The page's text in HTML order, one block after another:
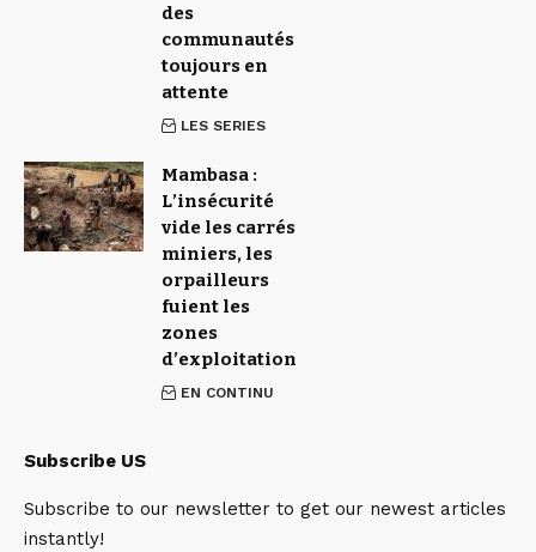
des
communautés
toujours en
attente
LES SERIES
Mambasa :
L’insécurité
vide les carrés
miniers, les
orpailleurs
fuient les
zones
d’exploitation
EN CONTINU
Subscribe US
Subscribe to our newsletter to get our newest articles
instantly!